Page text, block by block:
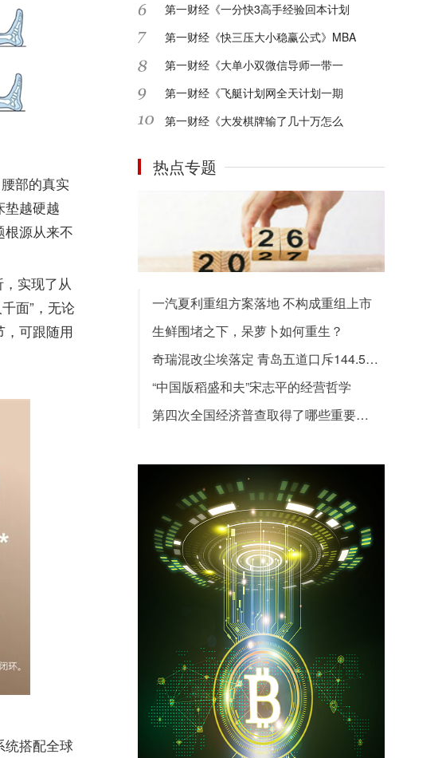
部的真实
垫越硬越
源从来不
实现了从
面”，无论
可跟随用
统搭配全球
第一财经《一分快3高手经验回本计划
第一财经《快三压大小稳赢公式》MBA
第一财经《大单小双微信导师一带一
第一财经《飞艇计划网全天计划一期
第一财经《大发棋牌输了几十万怎么
热点专题
一汽夏利重组方案落地 不构成重组上市
生鲜围堵之下，呆萝卜如何重生？
奇瑞混改尘埃落定 青岛五道口斥144.5亿胜出
“中国版稻盛和夫”宋志平的经营哲学
第四次全国经济普查取得了哪些重要成果？